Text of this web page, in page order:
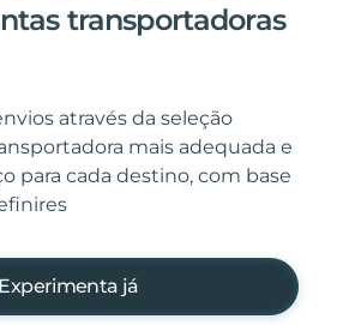
transportadoras
através da seleção
mais adequada e
para cada destino, com base
Experimenta já